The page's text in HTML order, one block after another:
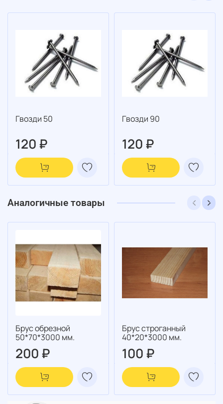
Гвозди 50
120 ₽
Гвозди 90
120 ₽
Аналогичные товары
Брус обрезной
50*70*3000 мм.
200 ₽
Брус строганный
40*20*3000 мм.
100 ₽